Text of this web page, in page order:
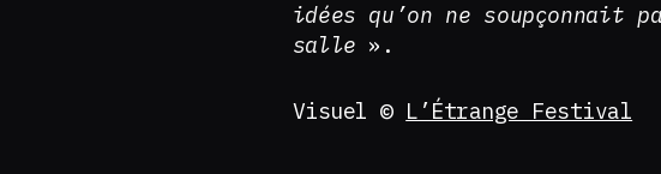
idées qu’on ne soupçonnait
salle ».
Visuel © L’Étrange Festival